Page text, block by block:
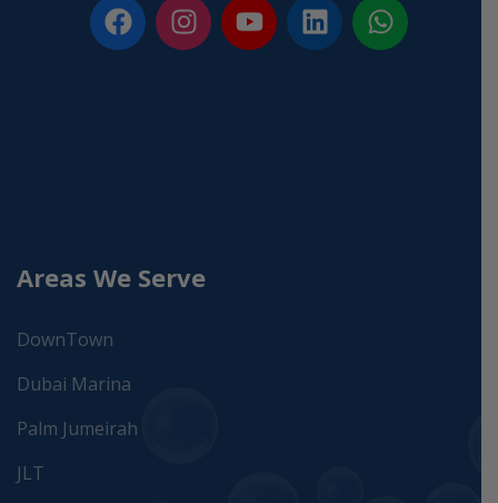
Areas We Serve
DownTown
Dubai Marina
Palm Jumeirah
JLT